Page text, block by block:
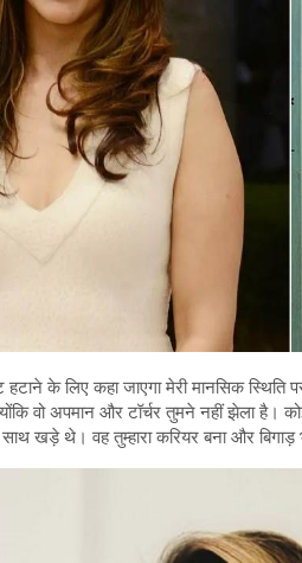
के लिए कहा जाएगा मेरी मानसिक स्थिति
वो अपमान और टॉर्चर तुमने नहीं झेला है।
खड़े थे। वह तुम्हारा करियर बना और बिगाड़